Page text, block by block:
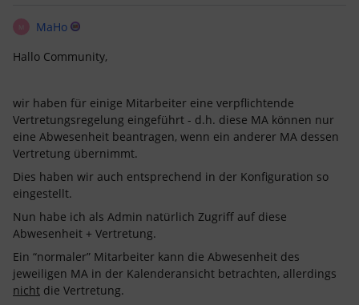
M
MaHo
Hallo Community,
wir haben für einige Mitarbeiter eine verpflichtende
Vertretungsregelung eingeführt - d.h. diese MA können nur
eine Abwesenheit beantragen, wenn ein anderer MA dessen
Vertretung übernimmt.
Dies haben wir auch entsprechend in der Konfiguration so
eingestellt.
Nun habe ich als Admin natürlich Zugriff auf diese
Abwesenheit + Vertretung.
Ein “normaler” Mitarbeiter kann die Abwesenheit des
jeweiligen MA in der Kalenderansicht betrachten, allerdings
nicht die Vertretung.